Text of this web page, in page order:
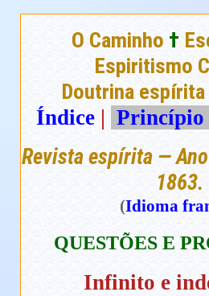
O Caminho †
Espiritismo
Doutrina
Índice | Princípio
Revista espírita —
1863.
(Idioma
QUESTÕES E
Infinito e